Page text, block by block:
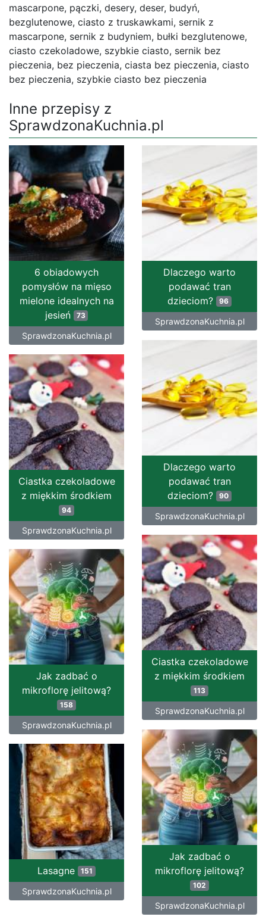
mascarpone, pączki, desery, deser, budyń,
bezglutenowe, ciasto z truskawkami, sernik z
mascarpone, sernik z budyniem, bułki bezglutenowe,
ciasto czekoladowe, szybkie ciasto, sernik bez
pieczenia, bez pieczenia, ciasta bez pieczenia, ciasto
bez pieczenia, szybkie ciasto bez pieczenia
Inne przepisy z
SprawdzonaKuchnia.pl
6 obiadowych
pomysłów na mięso
mielone idealnych na
jesień
73
SprawdzonaKuchnia.pl
Dlaczego warto
podawać tran
dzieciom? 96
SprawdzonaKuchnia.pl
Dlaczego warto
podawać tran
dzieciom? 90
SprawdzonaKuchnia.pl
Ciastka czekoladowe
z miękkim środkiem
94
SprawdzonaKuchnia.pl
Ciastka czekoladowe
z miękkim środkiem
113
SprawdzonaKuchnia.pl
Jak zadbać o
mikroflorę jelitową?
158
SprawdzonaKuchnia.pl
Jak zadbać o
mikroflorę jelitową?
102
SprawdzonaKuchnia.pl
Lasagne 151
SprawdzonaKuchnia.pl